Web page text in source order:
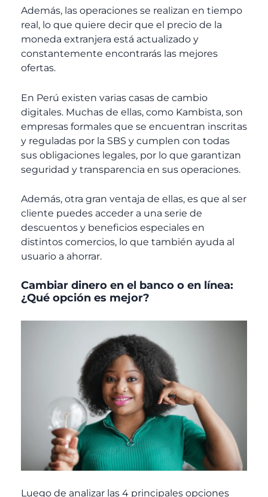
Además, las operaciones se realizan en tiempo
real, lo que quiere decir que el precio de la
moneda extranjera está actualizado y
constantemente encontrarás las mejores
ofertas.
En Perú existen varias casas de cambio
digitales. Muchas de ellas, como Kambista, son
empresas formales que se encuentran inscritas
y reguladas por la SBS y cumplen con todas
sus obligaciones legales, por lo que garantizan
seguridad y transparencia en sus operaciones.
Además, otra gran ventaja de ellas, es que al ser
cliente puedes acceder a una serie de
descuentos y beneficios especiales en
distintos comercios, lo que también ayuda al
usuario a ahorrar.
Cambiar dinero en el banco o en línea:
¿Qué opción es mejor?
Luego de analizar las 4 principales opciones